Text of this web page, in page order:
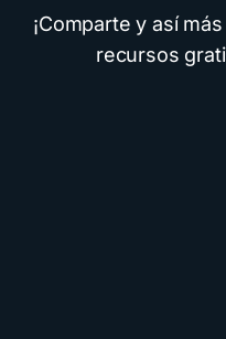
¡Comparte y así
recursos